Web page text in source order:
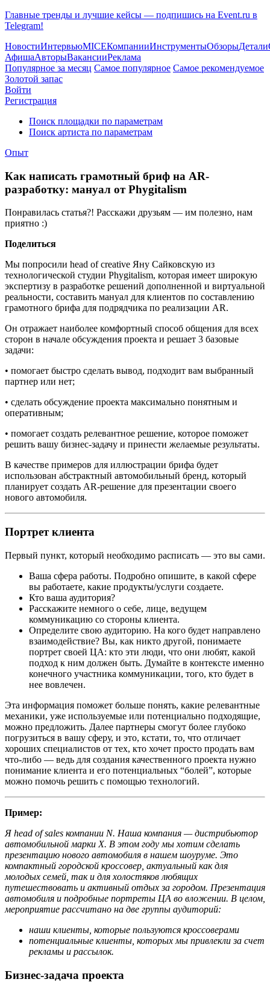
Главные тренды и лучшие кейсы — подпишись на Event.ru в
Telegram!
НовостиИнтервьюMICEКомпанииИнструментыОбзорыДетали
АфишаАвторыВакансииРеклама
Популярное за месяц Самое популярное Самое рекомендуемое
Золотой запас
Войти
Регистрация
Поиск площадки по параметрам
Поиск артиста по параметрам
Опыт
Как написать грамотный бриф на AR-
разработку: мануал от Phygitalism
Понравилась статья?! Расскажи друзьям — им полезно, нам
приятно :)
Поделиться
Мы попросили head of creative Яну Сайковскую из
технологической студии Phygitalism, которая имеет широкую
экспертизу в разработке решений дополненной и виртуальной
реальности, составить мануал для клиентов по составлению
грамотного брифа для подрядчика по реализации AR.
Он отражает наиболее комфортный способ общения для всех
сторон в начале обсуждения проекта и решает 3 базовые
задачи:
• помогает быстро сделать вывод, подходит вам выбранный
партнер или нет;
• сделать обсуждение проекта максимально понятным и
оперативным;
• помогает создать релевантное решение, которое поможет
решить вашу бизнес-задачу и принести желаемые результаты.
В качестве примеров для иллюстрации брифа будет
использован абстрактный автомобильный бренд, который
планирует создать AR-решение для презентации своего
нового автомобиля.
Портрет клиента
Первый пункт, который необходимо расписать — это вы сами.
Ваша сфера работы. Подробно опишите, в какой сфере
вы работаете, какие продукты/услуги создаете.
Кто ваша аудитория?
Расскажите немного о себе, лице, ведущем
коммуникацию со стороны клиента.
Определите свою аудиторию. На кого будет направлено
взаимодействие? Вы, как никто другой, понимаете
портрет своей ЦА: кто эти люди, что они любят, какой
подход к ним должен быть. Думайте в контексте именно
конечного участника коммуникации, того, кто будет в
нее вовлечен.
Эта информация поможет больше понять, какие релевантные
механики, уже используемые или потенциально подходящие,
можно предложить. Далее партнеры смогут более глубоко
погрузиться в вашу сферу, и это, кстати, то, что отличает
хороших специалистов от тех, кто хочет просто продать вам
что-либо — ведь для создания качественного проекта нужно
понимание клиента и его потенциальных “болей”, которые
можно помочь решить с помощью технологий.
Пример:
Я head of sales компании N. Наша компания — дистрибьютор
автомобильной марки X. В этом году мы хотим сделать
презентацию нового автомобиля в нашем шоуруме. Это
компактный городской кроссовер, актуальный как для
молодых семей, так и для холостяков любящих
путешествовать и активный отдых за городом. Презентация
автомобиля и подробные портреты ЦА во вложении. В целом,
мероприятие рассчитано на две группы аудиторий:
наши клиенты, которые пользуются кроссоверами
потенциальные клиенты, которых мы привлекли за счет
рекламы и рассылок.
Бизнес-задача проекта